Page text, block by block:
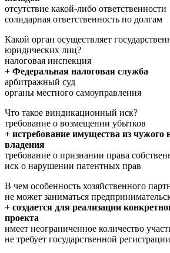
отсутствие какой-либо ответственности
солидарная ответственность по долгам
Какой орган осуществляет
юридических лиц?
налоговая инспекция
+ Федеральная налоговая служба
арбитражный суд
органы местного самоуправления
Что такое виндикационный иск?
требование о возмещении убытков
+ истребование имущества из чужого
владения
требование о признании права
иск о нарушении патентных прав
В чем особенность хозяйственного
не может заниматься
+ создается для реализации
проекта
имеет неограниченное количество
не требует государственной регистрации